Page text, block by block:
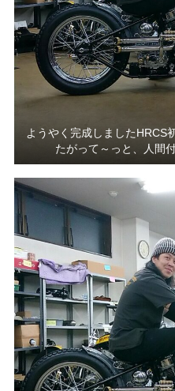
ようやく完成しましたHRCS
たがって～っと、人間